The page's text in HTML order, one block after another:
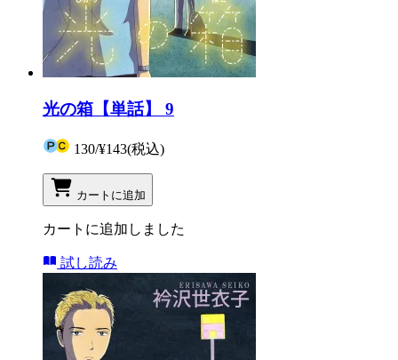
光の箱【単話】 9
130/¥143(税込)
カートに追加
カートに追加しました
試し読み